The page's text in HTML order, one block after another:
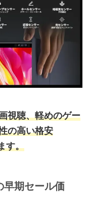
視聴、軽めのゲー
の高い格安
す。
早期セール価